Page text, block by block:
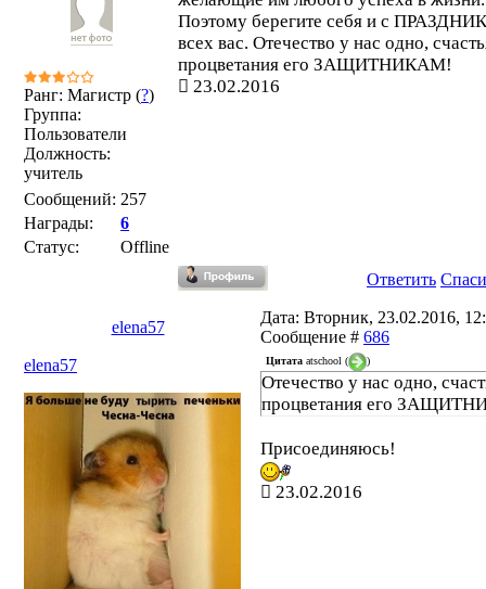
Ранг: Магистр (?)
Группа:
Пользователи
Должность:
учитель
Сообщений: 257
Награды:
6
Статус:
Offline
Поэтому берегите себя и с
всех вас. Отечество у нас одно,
процветания его ЗАЩИТНИКАМ!
23.02.2016
Ответить
elena57
Дата: Вторник, 23.02.2016,
Сообщение # 686
elena57
Цитата atschool ( )
Отечество у нас одно,
процветания его
Присоединяюсь!
23.02.2016